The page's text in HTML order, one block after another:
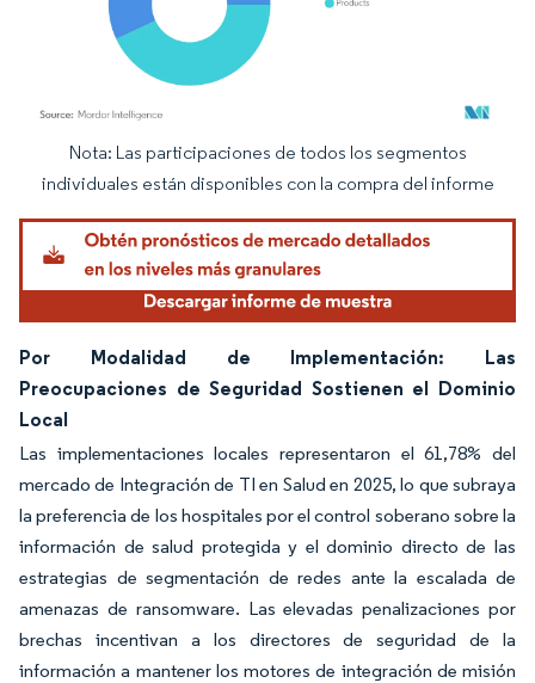
Imagen © Mordor Intelligence. El uso requiere atribución según CC BY 4.0.
Nota: Las participaciones de todos los segmentos
individuales están disponibles con la compra del informe
Por Modalidad de Implementación: Las
Preocupaciones de Seguridad Sostienen el Dominio
Local
Las implementaciones locales representaron el 61,78% del
mercado de Integración de TI en Salud en 2025, lo que subraya
la preferencia de los hospitales por el control soberano sobre la
información de salud protegida y el dominio directo de las
estrategias de segmentación de redes ante la escalada de
amenazas de ransomware. Las elevadas penalizaciones por
brechas incentivan a los directores de seguridad de la
información a mantener los motores de integración de misión